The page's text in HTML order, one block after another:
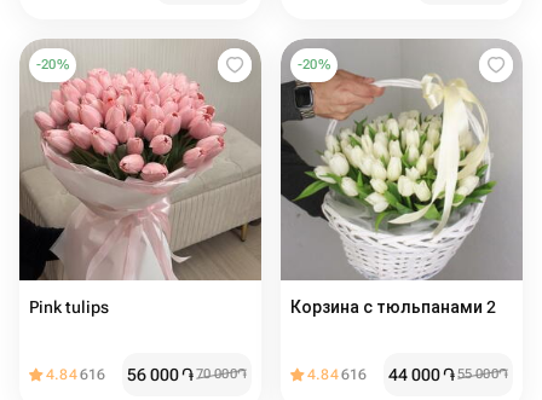
-20%
Pink tulips
4.84616 56 000֏70 000֏
-20%
Корзина с тюльпанами 2
4.84616 44 000֏55 000֏